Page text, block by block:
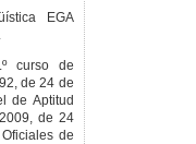
EGA
curso de
de 24 de
de Aptitud
de 24
de